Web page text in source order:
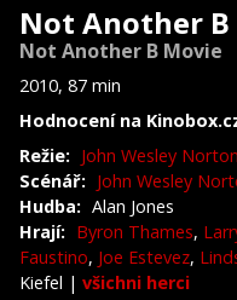
Not Another
Not Another B Movie
2010, 87 min
Hodnocení na
Režie: John Wesley Norton
Scénář: John Wesley
Hudba: Alan Jones
Hrají: Byron Thames,
Faustino, Joe Estevez,
Kiefel | všichni herci